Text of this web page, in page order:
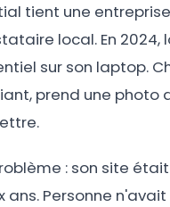
tient une
local. En 2024,
sur son laptop.
prend une photo
: son site
ans. Personne